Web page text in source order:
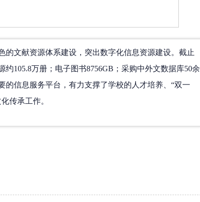
的文献资源体系建设，突出数字化信息资源建设。截止
约105.8万册；电子图书8756GB；采购中外文数据库50余
的信息服务平台，有力支撑了学校的人才培养、“双一
传承工作。